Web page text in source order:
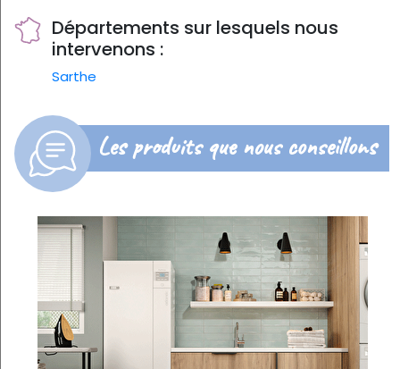
Départements sur lesquels nous
intervenons :
Sarthe
Les produits que nous conseillons